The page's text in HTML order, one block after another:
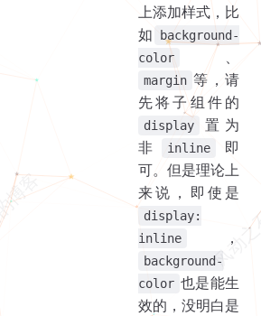
上添加样式，比
如
background-
color
、
margin 等，请
先将子组件的
display
置为
非
inline
即
可。但是理论上
来说，即使是
display:
inline
，
background-
color 也是能生
效的，没明白是